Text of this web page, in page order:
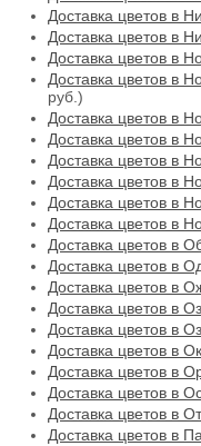
Доставка цветов в
Доставка цветов в
Доставка цветов в
Доставка цветов в
руб.)
Доставка цветов в
Доставка цветов в
Доставка цветов в
Доставка цветов в
Доставка цветов в
Доставка цветов в
Доставка цветов в
Доставка цветов в
Доставка цветов в
Доставка цветов в
Доставка цветов в
Доставка цветов в
Доставка цветов в
Доставка цветов в
Доставка цветов в
Доставка цветов в